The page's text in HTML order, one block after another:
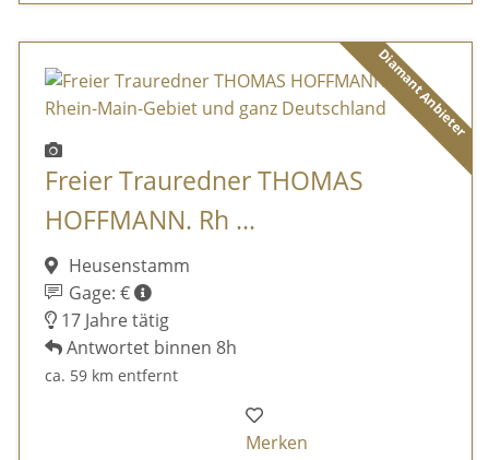
Diamant Anbieter
Freier Trauredner THOMAS
HOFFMANN. Rh ...
Heusenstamm
Gage: €
17 Jahre tätig
Antwortet binnen 8h
ca. 59 km entfernt
Merken